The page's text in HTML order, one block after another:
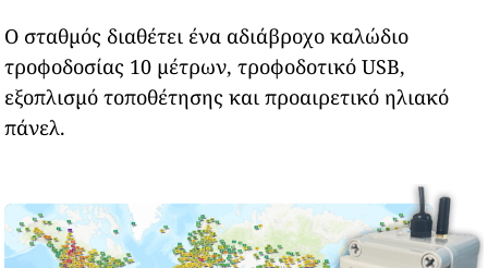
Ο σταθμός διαθέτει ένα αδιάβροχο καλώδιο
τροφοδοσίας 10 μέτρων, τροφοδοτικό USB,
εξοπλισμό τοποθέτησης και προαιρετικό ηλιακό
πάνελ.